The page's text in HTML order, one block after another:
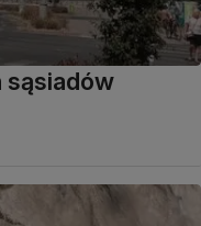
sąsiadów